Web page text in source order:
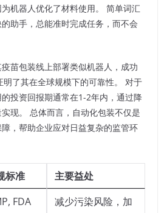
机器人优化了材料使用。 简单词汇
助手，总能准时完成任务，而不会
苗包装线上部署类似机器人，成功
明了其在全球规模下的可靠性。 对于
投资回报期通常在1-2年内，通过降
现。 总体而言，自动化包装不仅是
，帮助企业应对日益复杂的监管环
标准
主要益处
FDA
减少污染风险，加